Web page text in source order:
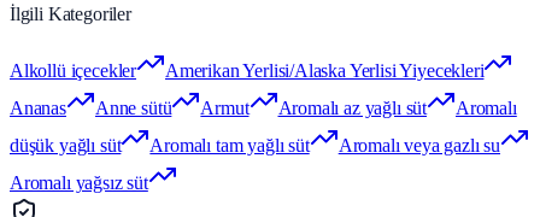
İlgili Kategoriler
Alkollü içecekler
Amerikan Yerlisi/Alaska Yerlisi Yiyecekleri
Ananas
Anne sütü Armut Aromalı az yağlı süt
Aromalı
düşük yağlı süt
Aromalı tam yağlı süt
Aromalı veya gazlı su
Aromalı yağsız süt